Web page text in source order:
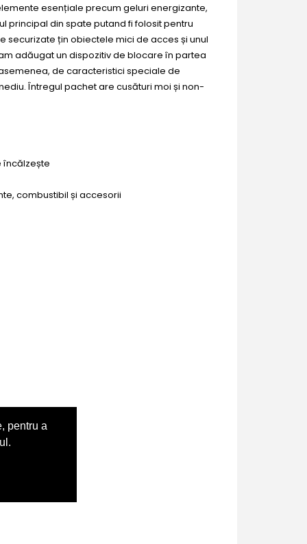
pentru a
esențiale precum geluri energizante,
principal din spate putand fi folosit pentru
securizate țin obiectele mici de acces și unul
adăugat un dispozitiv de blocare în partea
de caracteristici speciale de
Întregul pachet are cusături moi și non-
încălzește
combustibil și accesorii